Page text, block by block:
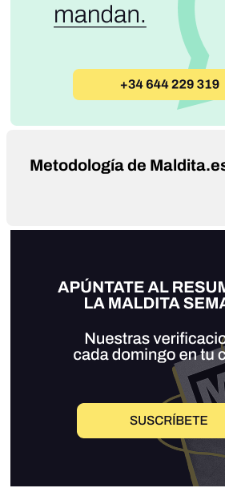
Metodología de